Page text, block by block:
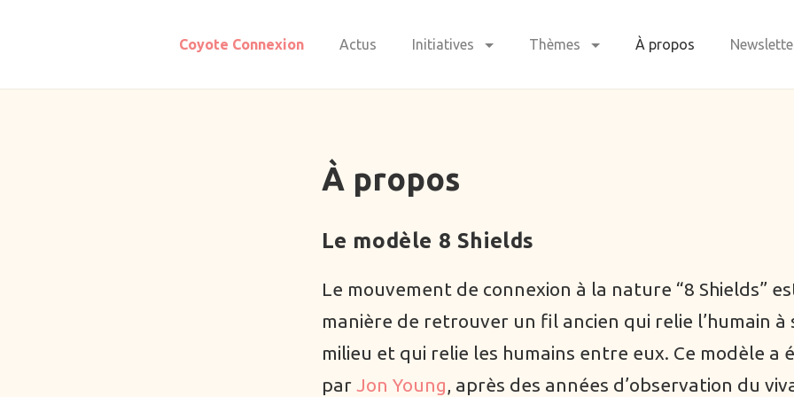
Coyote Connexion Actus Initiatives Thèmes À propos
À propos
Le modèle 8 Shields
Le mouvement de connexion à la nature “8 Shields”
manière de retrouver un fil ancien qui relie l’humain à
milieu et qui relie les humains entre eux. Ce modèle a
par Jon Young, après des années d’observation du